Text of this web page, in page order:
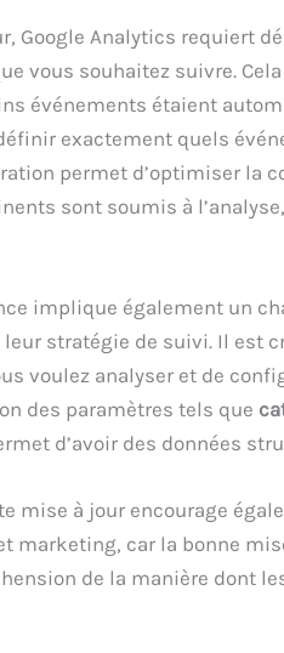
Google Analytics requiert
vous souhaitez suivre.
événements étaient
exactement quels
permet d’optimiser la
sont soumis à
implique également un
stratégie de suivi. Il est
voulez analyser et de
des paramètres tels que
d’avoir des données
mise à jour encourage
marketing, car la bonne
de la manière dont